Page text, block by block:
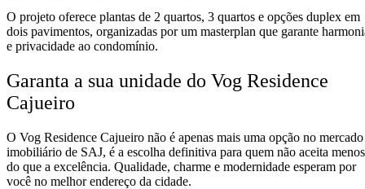
O projeto oferece plantas de 2 quartos, 3 quartos e opções duplex em
dois pavimentos, organizadas por um masterplan que garante
e privacidade ao condomínio.
Garanta a sua unidade do Vog Residence
Cajueiro
O Vog Residence Cajueiro não é apenas mais uma opção no mercado
imobiliário de SAJ, é a escolha definitiva para quem não aceita menos
do que a excelência. Qualidade, charme e modernidade esperam por
você no melhor endereço da cidade.